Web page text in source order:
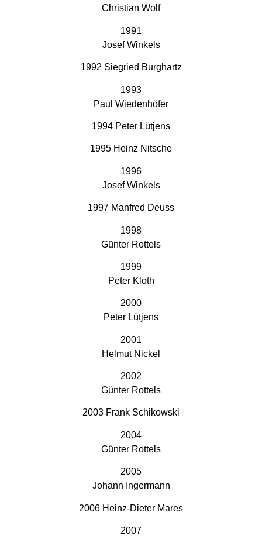
Christian Wolf
1991
Josef Winkels
1992 Siegried Burghartz
1993
Paul Wiedenhöfer
1994 Peter Lütjens
1995 Heinz Nitsche
1996
Josef Winkels
1997 Manfred Deuss
1998
Günter Rottels
1999
Peter Kloth
2000
Peter Lütjens
2001
Helmut Nickel
2002
Günter Rottels
2003 Frank Schikowski
2004
Günter Rottels
2005
Johann Ingermann
2006 Heinz-Dieter Mares
2007